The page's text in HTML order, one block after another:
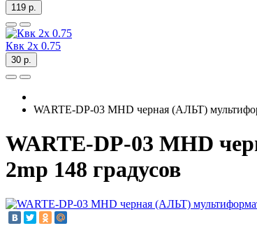
119 р.
Квк 2х 0.75
30 р.
WARTE-DP-03 MHD черная (АЛЬТ)
WARTE-DP-03 MHD
2mp 148 градусов